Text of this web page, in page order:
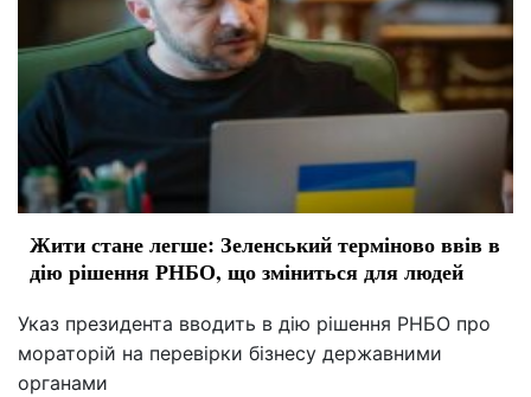
Жити стане легше: Зеленський терміново ввів в
дію рішення РНБО, що зміниться для людей
Указ президента вводить в дію рішення РНБО про
мораторій на перевірки бізнесу державними
органами